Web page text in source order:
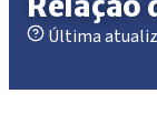
Última